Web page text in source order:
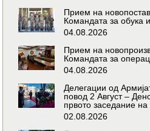
Прием на
Командата за обука
04.08.2026
Прием на
Командата за
04.08.2026
Делегации од
повод 2 Август –
првото заседание
02.08.2026